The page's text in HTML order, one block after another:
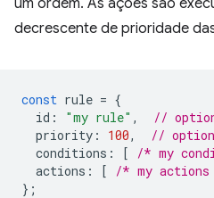
um ordem. As ações são
decrescente de prioridade
const rule = {
id : "my rule" ,
//
priority : 100,
//
conditions : [ /* my
actions : [ /* my
};